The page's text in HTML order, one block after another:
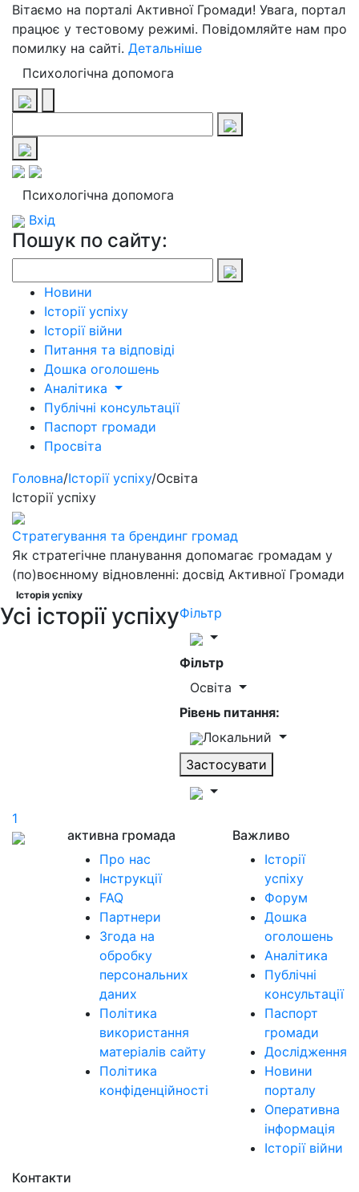
Вітаємо на порталі Активної Громади! Увага, портал
працює у тестовому режимі. Повідомляйте нам про
помилку на сайті. Детальніше
Психологічна допомога
Психологічна допомога
Вхід
Пошук по сайту:
Новини
Історії успіху
Історії війни
Питання та відповіді
Дошка оголошень
Аналітика
Публічні консультації
Паспорт громади
Просвіта
Головна/Історії успіху/Освіта
Історії успіху
Стратегування та брендинг громад
Як стратегічне планування допомагає громадам у
(по)воєнному відновленні: досвід Активної Громади
Історія успіху
Усі історії успіхуФільтр
Фільтр
Освіта
Рівень питання:
Локальний
Застосувати
1
активна громада
Про нас
Інструкції
FAQ
Партнери
Згода на
обробку
персональних
даних
Політика
використання
матеріалів сайту
Політика
конфіденційності
Важливо
Історії
успіху
Форум
Дошка
оголошень
Аналітика
Публічні
консультації
Паспорт
громади
Дослідження
Новини
порталу
Оперативна
інформація
Історії війни
Контакти